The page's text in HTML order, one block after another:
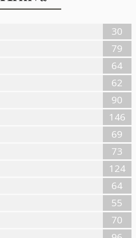
30
79
64
62
90
146
69
73
124
64
55
70